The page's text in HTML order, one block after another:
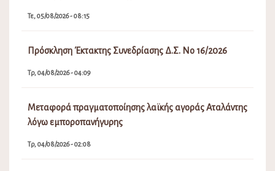
Τε, 05/08/2026 - 08:15
Πρόσκληση Έκτακτης Συνεδρίασης Δ.Σ. Νο 16/2026
Τρ, 04/08/2026 - 04:09
Μεταφορά πραγματοποίησης λαϊκής αγοράς Αταλάντης
λόγω εμποροπανήγυρης
Τρ, 04/08/2026 - 02:08